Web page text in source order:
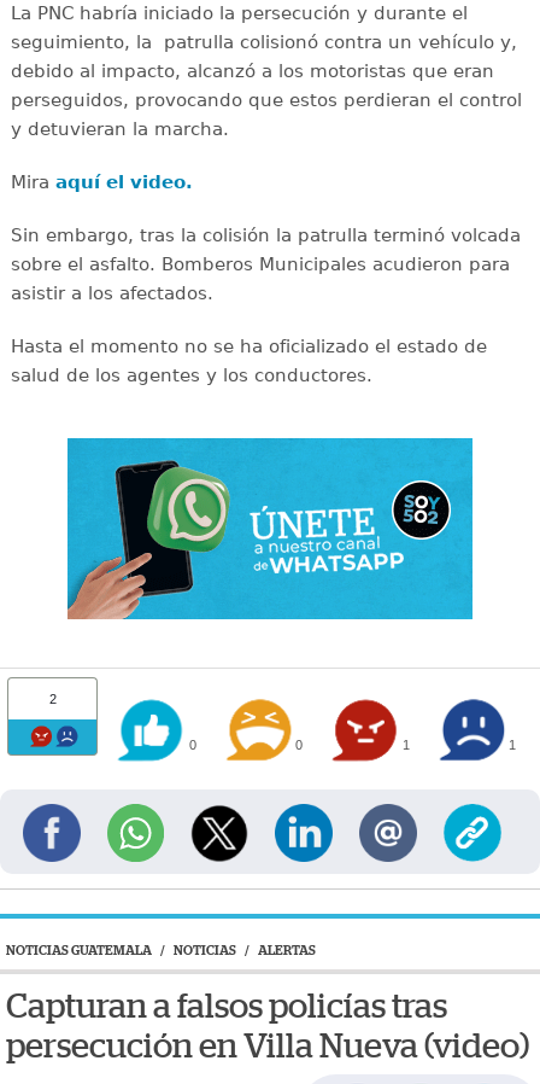
La PNC habría iniciado la persecución y durante el
seguimiento, la patrulla colisionó contra un vehículo y,
debido al impacto, alcanzó a los motoristas que eran
perseguidos, provocando que estos perdieran el control
y detuvieran la marcha.
Mira aquí el video.
Sin embargo, tras la colisión la patrulla terminó volcada
sobre el asfalto. Bomberos Municipales acudieron para
asistir a los afectados.
Hasta el momento no se ha oficializado el estado de
salud de los agentes y los conductores.
2
0 0 1 1
NOTICIAS GUATEMALA / NOTICIAS / ALERTAS
Capturan a falsos policías tras
persecución en Villa Nueva (video)